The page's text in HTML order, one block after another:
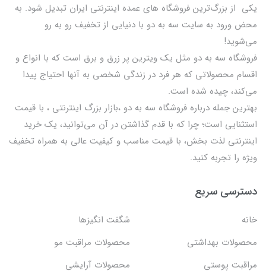
يكي از بزرگ‌ترين فروشگاه هاي عمده اینترنتی ایران تبدیل شود. به
محض ورود به سایت سه به دو با دنیایی از تخفيف رو به رو
می‌شوید!
فروشگاه سه به دو مثل یک ویترین پر زرق و برق است که با انواع و
اقسام محصولاتی که هر فرد در زندگی شخصی به آنها احتیاج پیدا
می‌کند، چیده شده است.
بهترين جمله درباره فروشگاه سه به دو ،بازار بزرگ اینترنتی ، با قيمت
استثنايي است؛ چرا که با قدم گذاشتن در آن می‌توانید، یک خرید
اینترنتی لذت بخش، با قیمت مناسب و کیفیت عالی به همراه تخفیف
ویژه را تجربه کنید.
دسترسی سریع
خانه
شگفت انگيزها
محصولات بهداشتي
محصولات مراقبت مو
مراقبت پوستی
محصولات آرایشی